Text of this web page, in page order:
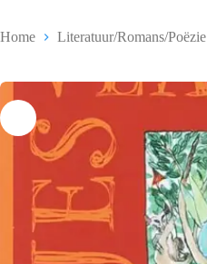
Home Literatuur/Romans/Poëzie